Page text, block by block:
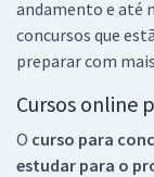
andamento e até
concursos que
preparar com
Cursos online
O curso para
estudar para o